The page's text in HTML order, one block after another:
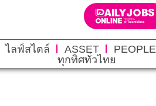
ไลฟ์สไตล์ ASSET PEOPLE
ทุกทิศทั่วไทย